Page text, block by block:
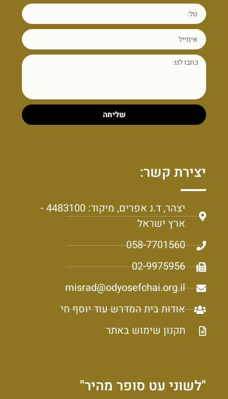
שליחה
יצירת קשר:
יצהר, ד.נ אפרים, מיקוד: 4483100 -
ארץ ישראל
058-7701560
02-9975956
misrad@odyosefchai.org.il
אודות בית המדרש עוד יוסף חי
תקנון שימוש באתר
"לשוני עט סופר מהיר"